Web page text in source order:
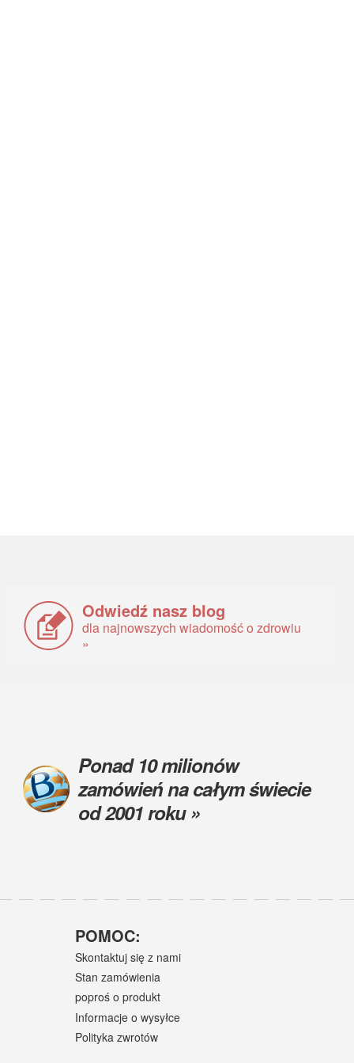
Odwiedź nasz blog
dla najnowszych wiadomość o zdrowiu
»
Ponad 10 milionów
zamówień na całym świecie
od 2001 roku »
POMOC:
Skontaktuj się z nami
Stan zamówienia
poproś o produkt
Informacje o wysyłce
Polityka zwrotów